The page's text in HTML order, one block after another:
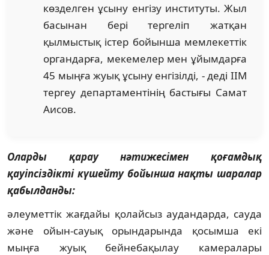
көзделген ұсыну енгізу институты. Жыл
басынан бері тергеліп жатқан
қылмыстық істер бойынша мемлекеттік
органдарға, мекемелер мен ұйымдарға
45 мыңға жуық ұсыну енгізілді, - деді ІІМ
тергеу департаментінің бастығы Самат
Аисов.
Оларды қарау нәтижесімен қоғамдық
қауіпсіздікті күшейту бойынша нақты шаралар
қабылданды:
әлеуметтік жағдайы қолайсыз аудандарда, сауда
және ойын-сауық орындарында қосымша екі
мыңға жуық бейнебақылау камералары